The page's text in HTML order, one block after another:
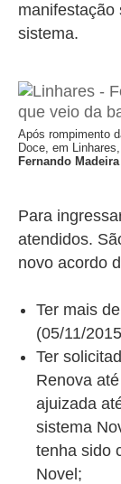
manifestação
sistema.
Após rompimento
Doce, em
Fernando Madeira
Para
atendidos.
novo acordo
Ter mais
(05/11/
Ter
Renova
ajuizada
sistema
tenha sido
Novel;